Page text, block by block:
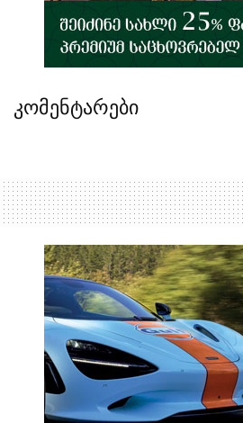
კომენტარები